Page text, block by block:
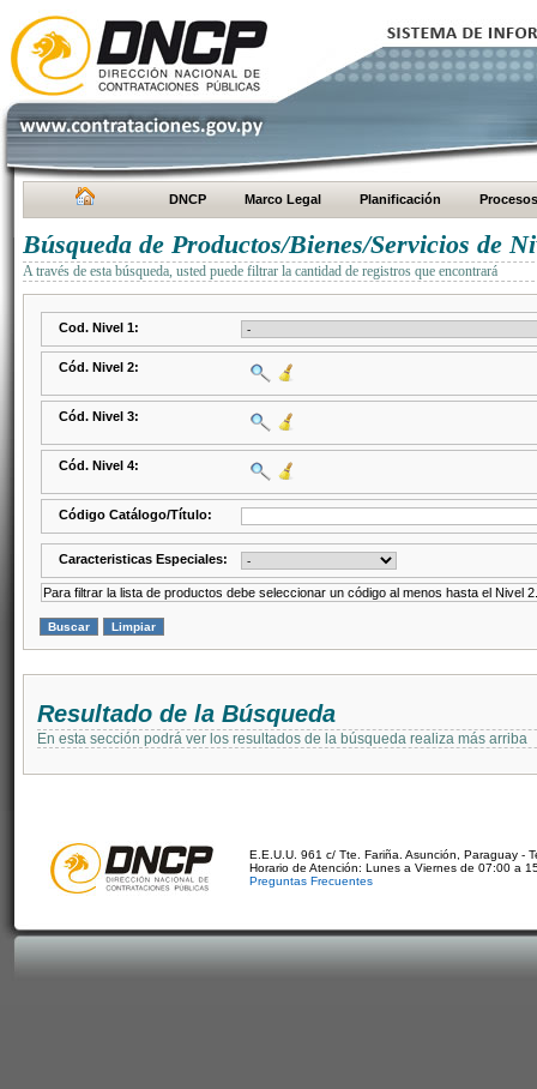
DNCP Marco Legal Planificación Procesos
Búsqueda de Productos/Bienes/Servicios de
A través de esta búsqueda, usted puede filtrar la cantidad de registros que encontrará
Cod. Nivel 1:
Cód. Nivel 2:
Cód. Nivel 3:
Cód. Nivel 4:
Código Catálogo/Título:
Caracteristicas Especiales:
Para filtrar la lista de productos debe seleccionar un código al menos hasta el Nivel 2.
Resultado de la Búsqueda
En esta sección podrá ver los resultados de la búsqueda realiza más arriba
E.E.U.U. 961 c/ Tte. Fariña. Asunción, Paraguay -
Horario de Atención: Lunes a Viernes de 07:00 a
Preguntas Frecuentes